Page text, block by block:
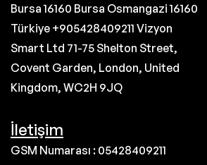
Bursa 16160 Bursa Osmangazi 16160
Türkiye +905428409211 Vizyon
Smart Ltd 71-75 Shelton Street,
Covent Garden, London, United
Kingdom, WC2H 9JQ
İletişim
GSM Numarası : 05428409211